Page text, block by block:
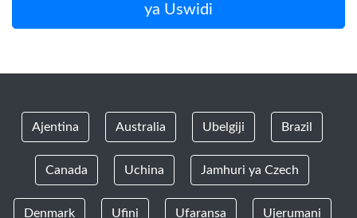
ya Uswidi
Ajentina Australia Ubelgiji Brazil
Canada Uchina Jamhuri ya Czech
Denmark Ufini Ufaransa Ujerumani